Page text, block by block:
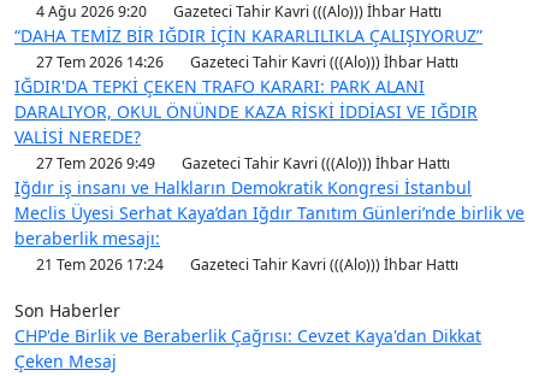
4 Ağu 2026 9:20 Gazeteci Tahir Kavri (((Alo))) İhbar Hattı
“DAHA TEMİZ BİR IĞDIR İÇİN KARARLILIKLA ÇALIŞIYORUZ”
27 Tem 2026 14:26 Gazeteci Tahir Kavri (((Alo))) İhbar Hattı
IĞDIR'DA TEPKİ ÇEKEN TRAFO KARARI: PARK ALANI
DARALIYOR, OKUL ÖNÜNDE KAZA RİSKİ İDDİASI VE IĞDIR
VALİSİ NEREDE?
27 Tem 2026 9:49 Gazeteci Tahir Kavri (((Alo))) İhbar Hattı
Iğdır iş insanı ve Halkların Demokratik Kongresi İstanbul
Meclis Üyesi Serhat Kaya’dan Iğdır Tanıtım Günleri’nde birlik ve
beraberlik mesajı:
21 Tem 2026 17:24 Gazeteci Tahir Kavri (((Alo))) İhbar Hattı
Son Haberler
CHP'de Birlik ve Beraberlik Çağrısı: Cevzet Kaya'dan Dikkat
Çeken Mesaj